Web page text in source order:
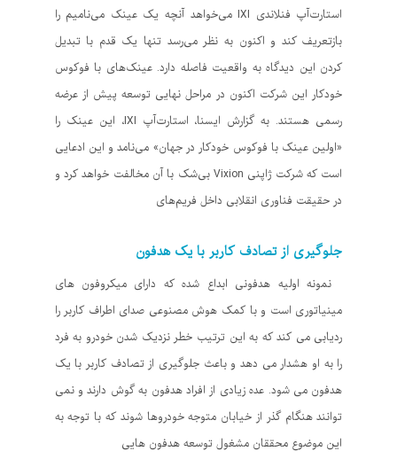
استارت‌آپ فنلاندی IXI می‌خواهد آنچه یک عینک می‌نامیم را
بازتعریف کند و اکنون به ‌نظر می‌رسد تنها یک قدم با تبدیل‌
کردن این دیدگاه به واقعیت فاصله دارد. عینک‌های با فوکوس
خودکار این شرکت اکنون در مراحل نهایی توسعه پیش از عرضه
رسمی هستند. به گزارش ایسنا، استارت‌آپ IXI، این عینک را
«اولین عینک‌ با فوکوس خودکار در جهان» می‌نامد و این ادعایی
است که شرکت ژاپنی Vixion بی‌شک با آن مخالفت خواهد کرد و
در حقیقت فناوری انقلابی‌ داخل فریم‌های
جلوگیری از تصادف کاربر با یک هدفون
نمونه اولیه هدفونی ابداع شده که دارای میکروفون های
مینیاتوری است و با کمک هوش مصنوعی صدای اطراف کاربر را
ردیابی می کند که به این ترتیب خطر نزدیک شدن خودرو به فرد
را به او هشدار می دهد و باعث جلوگیری از تصادف کاربر با یک
هدفون می شود. عده زیادی از افراد هدفون به گوش دارند و نمی
توانند هنگام گذر از خیابان متوجه خودروها شوند که با توجه به
این موضوع محققان مشغول توسعه هدفون هایی